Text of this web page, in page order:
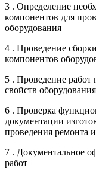
3 . Определение
компонентов для
оборудования
4 . Проведение
компонентов
5 . Проведение
свойств
6 . Проверка
документации
проведения ремонта
7 . Документальное
работ